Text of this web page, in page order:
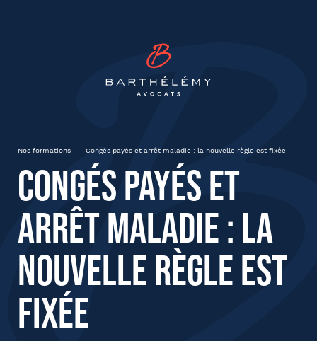
Nos formations Congés payés et arrêt maladie : la nouvelle règle est fixée
Congés payés et
arrêt maladie : la
nouvelle règle est
fixée
Congés payés et arrêt maladie :
la nouvelle règle est fixée
de 9h00 à 12h30
État civil
Prénom